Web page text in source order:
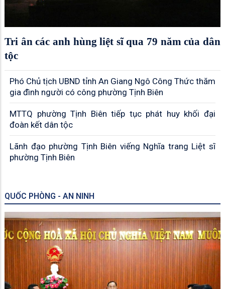
Tri ân các anh hùng liệt sĩ qua 79 năm của dân
tộc
Phó Chủ tịch UBND tỉnh An Giang Ngô Công Thức thăm
gia đình người có công phường Tịnh Biên
MTTQ phường Tịnh Biên tiếp tục phát huy khối đại
đoàn kết dân tộc
Lãnh đạo phường Tịnh Biên viếng Nghĩa trang Liệt sĩ
phường Tịnh Biên
QUỐC PHÒNG - AN NINH